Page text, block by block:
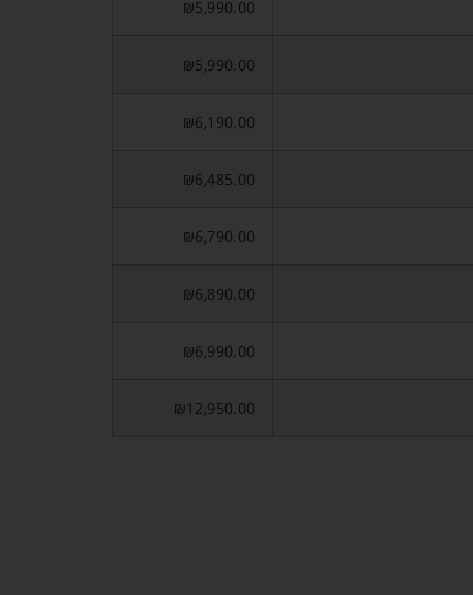
₪5,990.00
₪5,990.00
₪6,190.00
₪6,485.00
₪6,790.00
₪6,890.00
₪6,990.00
₪12,950.00